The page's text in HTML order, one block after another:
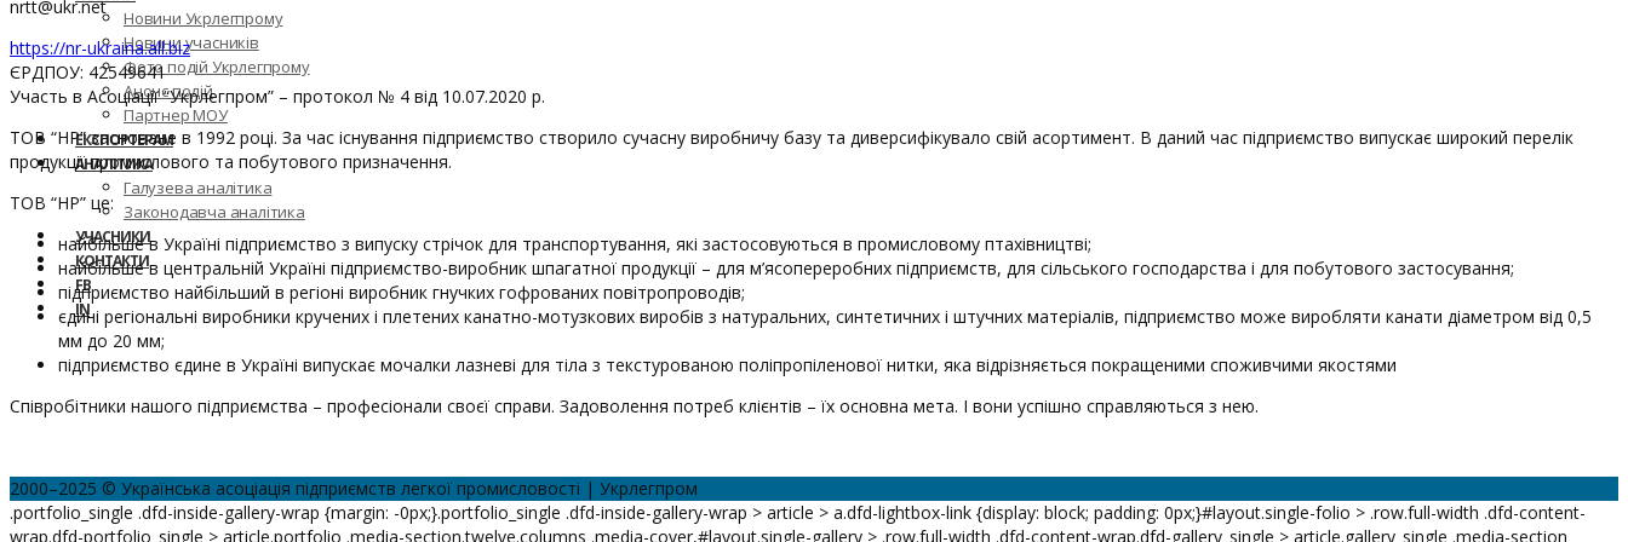
Новини Укрлегпрому
Новини учасників
Фото подій Укрлегпрому
Анонс подій
Партнер МОУ
ЕКСПОРТЕРАМ
АНАЛІТИКА
Галузева аналітика
Законодавча аналітика
УЧАСНИКИ
КОНТАКТИ
FB
IN
nrtt@ukr.net
https://nr-ukraina.all.biz
ЄРДПОУ: 42549641
Участь в Асоціації “Укрлегпром” – протокол № 4 від 10.07.2020 р.
ТОВ “НР” засноване в 1992 році. За час існування підприємство створило сучасну виробничу базу та диверсифікувало свій асортимент. В даний час підприємство випускає широкий перелік
продукції промислового та побутового призначення.
ТОВ “НР” це:
найбільше в Україні підприємство з випуску стрічок для транспортування, які застосовуються в промисловому птахівництві;
найбільше в центральній Україні підприємство-виробник шпагатної продукції – для м’ясопереробних підприємств, для сільського господарства і для побутового застосування;
підприємство найбільший в регіоні виробник гнучких гофрованих повітропроводів;
єдині регіональні виробники кручених і плетених канатно-мотузкових виробів з натуральних, синтетичних і штучних матеріалів, підприємство може виробляти канати діаметром від 0,5
мм до 20 мм;
підприємство єдине в Україні випускає мочалки лазневі для тіла з текстурованою поліпропіленової нитки, яка відрізняється покращеними споживчими якостями
Співробітники нашого підприємства – професіонали своєї справи. Задоволення потреб клієнтів – їх основна мета. І вони успішно справляються з нею.
2000–2025 © Українська асоціація підприємств легкої промисловості | Укрлегпром
.portfolio_single .dfd-inside-gallery-wrap {margin: -0px;}.portfolio_single .dfd-inside-gallery-wrap > article > a.dfd-lightbox-link {display: block; padding: 0px;}#layout.single-folio > .row.full-width .dfd-content-
wrap.dfd-portfolio_single > article.portfolio .media-section.twelve.columns .media-cover,#layout.single-gallery > .row.full-width .dfd-content-wrap.dfd-gallery_single > article.gallery_single .media-section